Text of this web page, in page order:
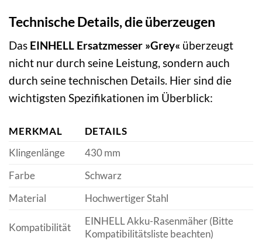
Technische Details, die überzeugen
Das EINHELL Ersatzmesser »Grey« überzeugt
nicht nur durch seine Leistung, sondern auch
durch seine technischen Details. Hier sind die
wichtigsten Spezifikationen im Überblick:
MERKMAL
DETAILS
Klingenlänge
430 mm
Farbe
Schwarz
Material
Hochwertiger Stahl
Kompatibilität
EINHELL Akku-Rasenmäher (Bitte
Kompatibilitätsliste beachten)